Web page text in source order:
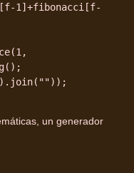
1]+fibonacci[f-
un generador